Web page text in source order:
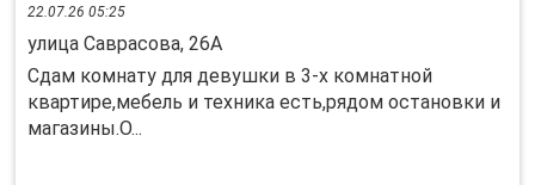
22.07.26 05:25
улица Саврасова, 26А
Сдам комнату для девушки в 3-х комнатной
квартире,мебель и техника есть,рядом остановки и
магазины.О...